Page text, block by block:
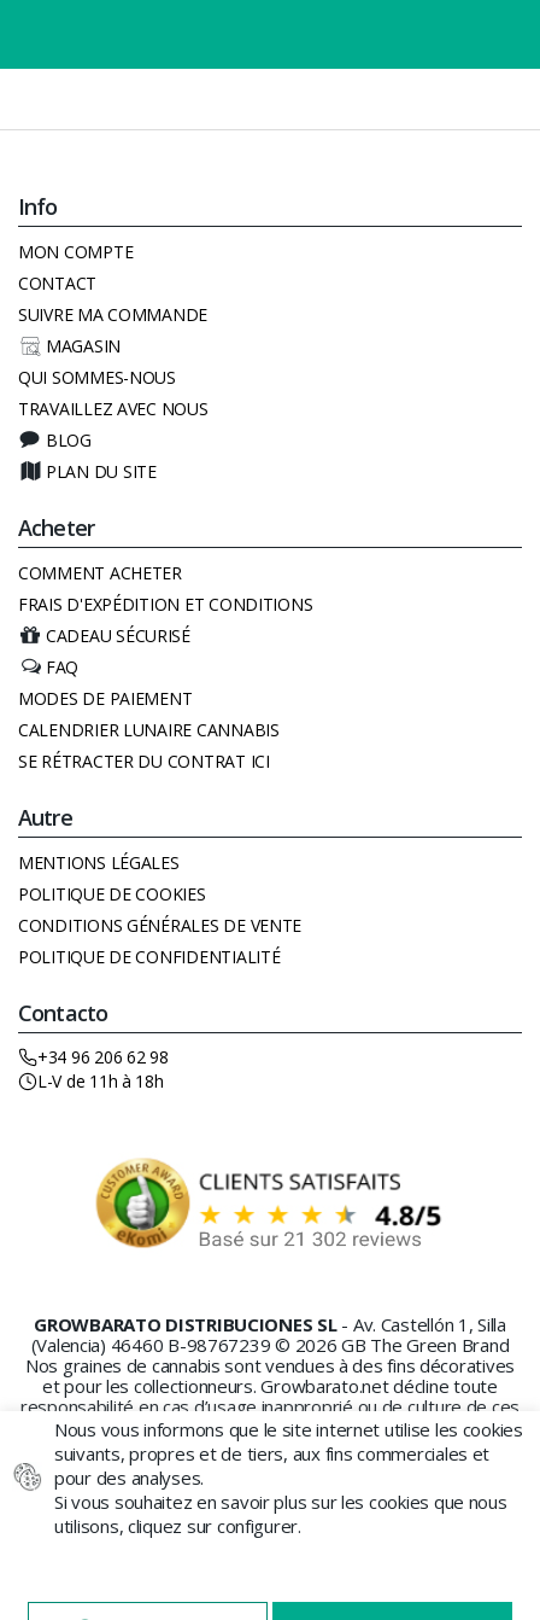
Info
MON COMPTE
CONTACT
SUIVRE MA COMMANDE
MAGASIN
QUI SOMMES-NOUS
TRAVAILLEZ AVEC NOUS
BLOG
PLAN DU SITE
Acheter
COMMENT ACHETER
FRAIS D'EXPÉDITION ET CONDITIONS
CADEAU SÉCURISÉ
FAQ
MODES DE PAIEMENT
CALENDRIER LUNAIRE CANNABIS
SE RÉTRACTER DU CONTRAT ICI
Autre
MENTIONS LÉGALES
POLITIQUE DE COOKIES
CONDITIONS GÉNÉRALES DE VENTE
POLITIQUE DE CONFIDENTIALITÉ
Contacto
+34 96 206 62 98
L-V de 11h à 18h
GROWBARATO DISTRIBUCIONES SL - Av. Castellón 1, Silla
(Valencia) 46460 B-98767239 © 2026 GB The Green Brand
Nos graines de cannabis sont vendues à des fins décoratives
et pour les collectionneurs. Growbarato.net décline toute
responsabilité en cas d’usage inapproprié ou de culture de ces
graines.
Nous vous informons que le site internet utilise les cookies
suivants, propres et de tiers, aux fins commerciales et
pour des analyses.
Si vous souhaitez en savoir plus sur les cookies que nous
utilisons, cliquez sur configurer.